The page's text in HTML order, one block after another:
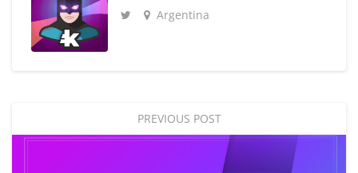
Argentina
PREVIOUS POST